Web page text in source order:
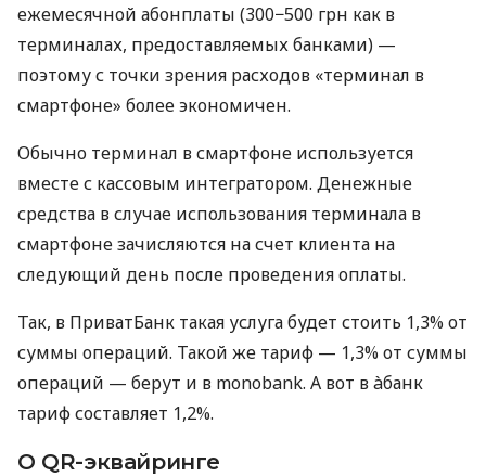
ежемесячной абонплаты (300−500 грн как в
терминалах, предоставляемых банками) —
поэтому с точки зрения расходов «терминал в
смартфоне» более экономичен.
Обычно терминал в смартфоне используется
вместе с кассовым интегратором. Денежные
средства в случае использования терминала в
смартфоне зачисляются на счет клиента на
следующий день после проведения оплаты.
Так, в ПриватБанк такая услуга будет стоить 1,3% от
суммы операций. Такой же тариф — 1,3% от суммы
операций — берут и в monobank. А вот в àбанк
тариф составляет 1,2%.
О QR-эквайринге